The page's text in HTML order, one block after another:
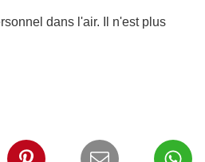
dans l'air. Il n'est plus